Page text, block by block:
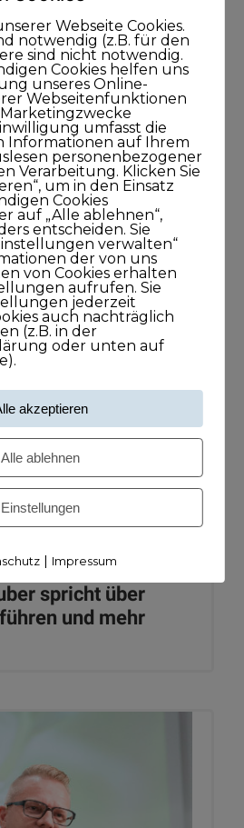
spricht über das
der Norm
spricht über
und mehr
Webseite Cookies.
notwendig (z.B. für den
sind nicht notwendig.
Cookies helfen uns
unseres Online-
Webseitenfunktionen
umfasst die
Informationen auf Ihrem
personenbezogener
Verarbeitung. Klicken Sie
um in den Einsatz
Cookies
auf „Alle ablehnen“,
entscheiden. Sie
verwalten“
der von uns
von Cookies erhalten
aufrufen. Sie
jederzeit
auch nachträglich
(z.B. in der
oder unten auf
akzeptieren
Alle ablehnen
Einstellungen
| Impressum